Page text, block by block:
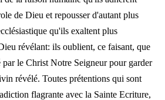
de Dieu et repousser d'autant plus
qu'ils exaltent plus
révélant: ils oublient, ce faisant, que
par le Christ Notre Seigneur pour garder
révélé. Toutes prétentions qui sont
flagrante avec la Sainte Ecriture,